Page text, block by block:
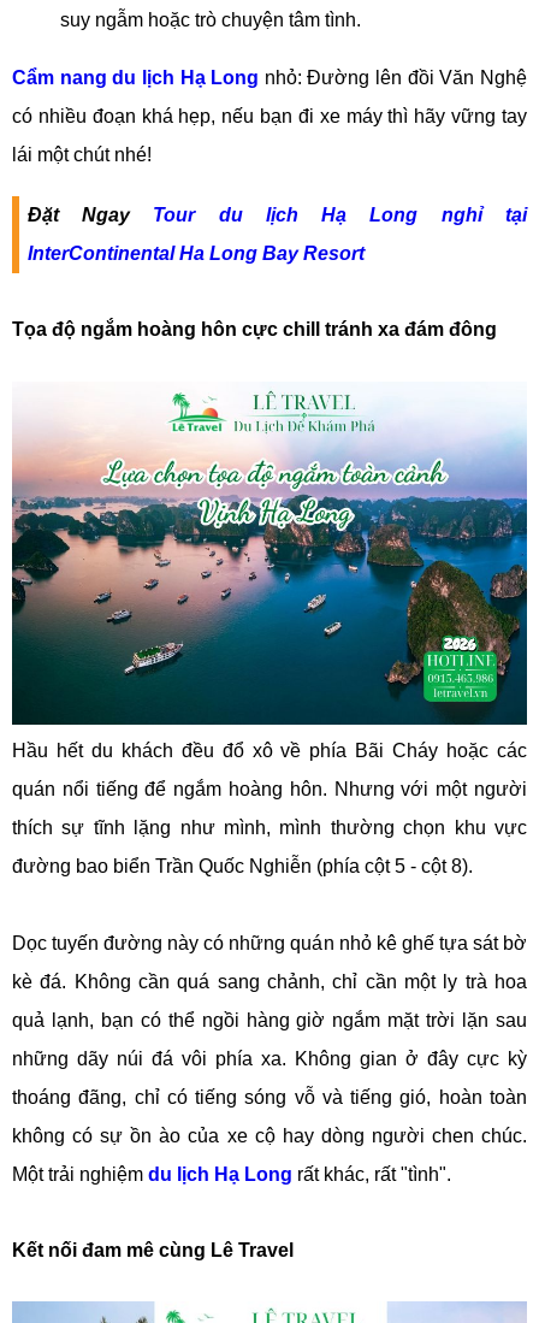
suy ngẫm hoặc trò chuyện tâm tình.
Cẩm nang du lịch Hạ Long nhỏ: Đường lên đồi Văn Nghệ
có nhiều đoạn khá hẹp, nếu bạn đi xe máy thì hãy vững tay
lái một chút nhé!
Đặt Ngay Tour du lịch Hạ Long nghỉ tại
InterContinental Ha Long Bay Resort
Tọa độ ngắm hoàng hôn cực chill tránh xa đám đông
Hầu hết du khách đều đổ xô về phía Bãi Cháy hoặc các
quán nổi tiếng để ngắm hoàng hôn. Nhưng với một người
thích sự tĩnh lặng như mình, mình thường chọn khu vực
đường bao biển Trần Quốc Nghiễn (phía cột 5 - cột 8).
Dọc tuyến đường này có những quán nhỏ kê ghế tựa sát bờ
kè đá. Không cần quá sang chảnh, chỉ cần một ly trà hoa
quả lạnh, bạn có thể ngồi hàng giờ ngắm mặt trời lặn sau
những dãy núi đá vôi phía xa. Không gian ở đây cực kỳ
thoáng đãng, chỉ có tiếng sóng vỗ và tiếng gió, hoàn toàn
không có sự ồn ào của xe cộ hay dòng người chen chúc.
Một trải nghiệm du lịch Hạ Long rất khác, rất "tình".
Kết nối đam mê cùng Lê Travel